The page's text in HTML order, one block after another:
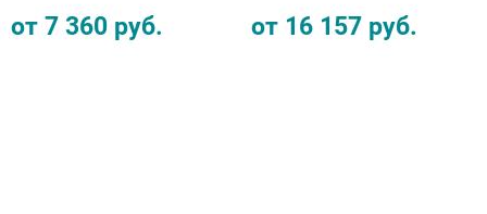
от 7 360 руб. от 16 157 руб.